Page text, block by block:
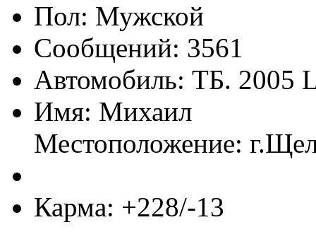
Пол:
Сообщений: 3561
Автомобиль: ТБ. 2005
Имя: Михаил
Местоположение:
Карма: +228/-13